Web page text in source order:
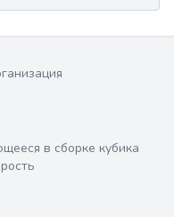
в сборке кубика